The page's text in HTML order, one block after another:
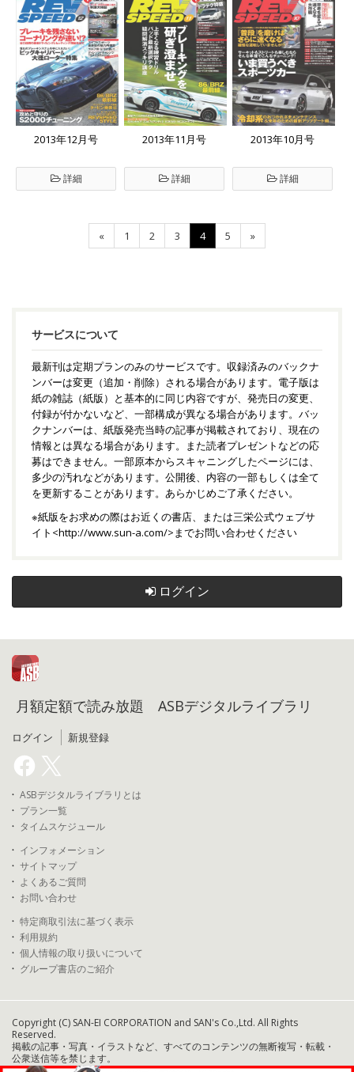
2013年12月号
詳細
2013年11月号
詳細
2013年10月号
詳細
« 1 2 3 4 5 »
サービスについて
最新刊は定期プランのみのサービスです。収録済みのバックナ
ンバーは変更（追加・削除）される場合があります。電子版は
紙の雑誌（紙版）と基本的に同じ内容ですが、発売日の変更、
付録が付かないなど、一部構成が異なる場合があります。バッ
クナンバーは、紙版発売当時の記事が掲載されており、現在の
情報とは異なる場合があります。また読者プレゼントなどの応
募はできません。一部原本からスキャニングしたページには、
多少の汚れなどがあります。公開後、内容の一部もしくは全て
を更新することがあります。あらかじめご了承ください。
※紙版をお求めの際はお近くの書店、または三栄公式ウェブサ
イト<http://www.sun-a.com/>までお問い合わせください
ログイン
月額定額で読み放題 ASBデジタルライブラリ
ログイン 新規登録
ASBデジタルライブラリとは
プラン一覧
タイムスケジュール
インフォメーション
サイトマップ
よくあるご質問
お問い合わせ
特定商取引法に基づく表示
利用規約
個人情報の取り扱いについて
グループ書店のご紹介
Copyright (C) SAN-EI CORPORATION and SAN's Co.,Ltd. All Rights
Reserved.
掲載の記事・写真・イラストなど、すべてのコンテンツの無断複写・転載・
公衆送信等を禁じます。